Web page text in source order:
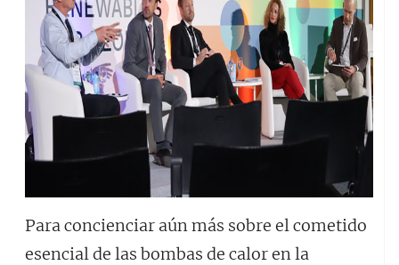
Para concienciar aún más sobre el cometido
esencial de las bombas de calor en la